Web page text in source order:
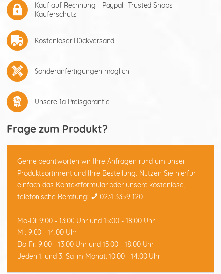
Kauf auf Rechnung - Paypal -Trusted Shops
Käuferschutz
Kostenloser Rückversand
Sonderanfertigungen möglich
Unsere 1a Preisgarantie
Frage zum Produkt?
Gerne beantworten wir Ihre Anfragen rund um unser
Produktsortiment und Ihre Bestellung. Nutzen Sie hierfür
einfach das Kontaktformular oder unsere kostenlose,
telefonische Beratung:
0231 3359 120
Mo-Di: 9:00 - 13:00 Uhr und 15:00 - 18:00 Uhr
Mi: 9:00 - 14:00 Uhr
Do-Fr: 9:00 - 13:00 Uhr und 15:00 - 18:00 Uhr
Jeden 1. und 3. Sa im Monat: 10:00 - 14:00 Uhr